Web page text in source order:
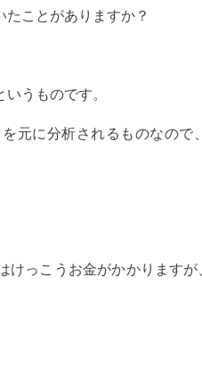
ことがありますか？
うものです。
元に分析されるものなので
っこうお金がかかります